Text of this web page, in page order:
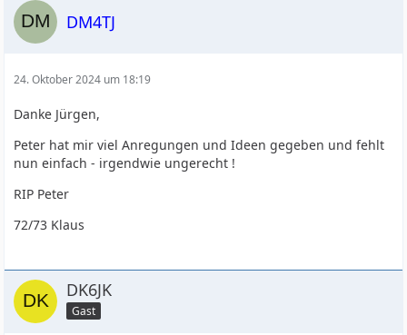
DM4TJ
24. Oktober 2024 um 18:19
Danke Jürgen,
Peter hat mir viel Anregungen und Ideen gegeben und fehlt
nun einfach - irgendwie ungerecht !
RIP Peter
72/73 Klaus
DK6JK
Gast